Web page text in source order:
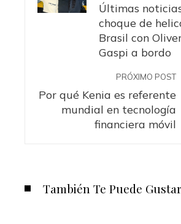
Últimas
choque de
Brasil con
Gaspi a bordo
PRÓXIMO POST
Por qué Kenia es referente
mundial en tecnología
financiera móvil
También Te Puede Gustar